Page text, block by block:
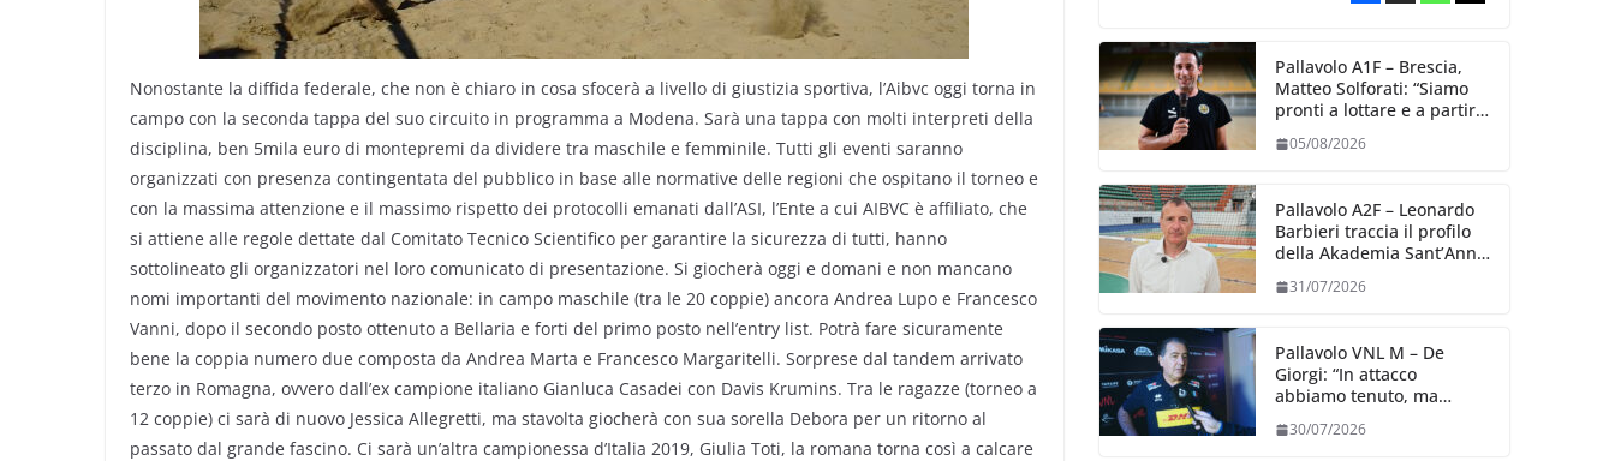
Nonostante la diffida federale, che non è chiaro in cosa sfocerà a livello di giustizia sportiva, l’Aibvc oggi torna in
campo con la seconda tappa del suo circuito in programma a Modena. Sarà una tappa con molti interpreti della
disciplina, ben 5mila euro di montepremi da dividere tra maschile e femminile. Tutti gli eventi saranno
organizzati con presenza contingentata del pubblico in base alle normative delle regioni che ospitano il torneo e
con la massima attenzione e il massimo rispetto dei protocolli emanati dall’ASI, l’Ente a cui AIBVC è affiliato, che
si attiene alle regole dettate dal Comitato Tecnico Scientifico per garantire la sicurezza di tutti, hanno
sottolineato gli organizzatori nel loro comunicato di presentazione. Si giocherà oggi e domani e non mancano
nomi importanti del movimento nazionale: in campo maschile (tra le 20 coppie) ancora Andrea Lupo e Francesco
Vanni, dopo il secondo posto ottenuto a Bellaria e forti del primo posto nell’entry list. Potrà fare sicuramente
bene la coppia numero due composta da Andrea Marta e Francesco Margaritelli. Sorprese dal tandem arrivato
terzo in Romagna, ovvero dall’ex campione italiano Gianluca Casadei con Davis Krumins. Tra le ragazze (torneo a
12 coppie) ci sarà di nuovo Jessica Allegretti, ma stavolta giocherà con sua sorella Debora per un ritorno al
passato dal grande fascino. Ci sarà un’altra campionessa d’Italia 2019, Giulia Toti, la romana torna così a calcare
Pallavolo A1F – Brescia,
Matteo Solforati: “Siamo
pronti a lottare e a partire
giorno”
05/08/2026
Pallavolo A2F – Leonardo
Barbieri traccia il profilo
della Akademia Sant’Anna
31/07/2026
Pallavolo VNL M – De
Giorgi: “In attacco
abbiamo tenuto, ma
dalla prestazione in
30/07/2026